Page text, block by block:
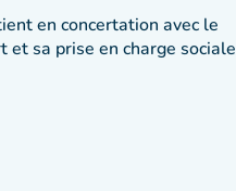
en concertation avec le
et sa prise en charge sociale